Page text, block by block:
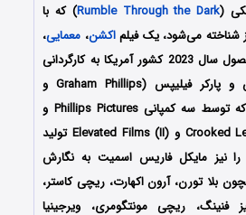
(
Rumble Through the Dark) که با
اکشن، معمایی،
محصول سال 2023 کشور آمریکا به کارگردانی
مشترک گراهام فیلیپس و پارکر فیلیپس (Graham Phillips و
Parker Phillips) است که توسط سه کمپانی Phillips Pictures و
Crooked Letter Picture Company و Elevated Films (II) تولید
را نیز مایکل فاریس اسمیت به نگارش
بلا تورن، آرون اکهارت، ریچی کاستر،
فنینگ، ریچی مونتگومری، ویرجینیا